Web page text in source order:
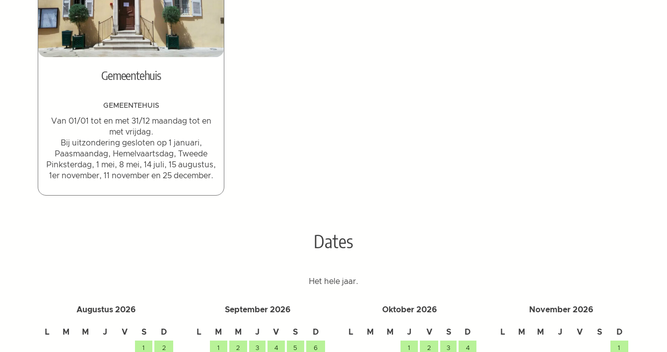
Gemeentehuis
GEMEENTEHUIS
Van 01/01 tot en met 31/12 maandag tot en
met vrijdag.
Bij uitzondering gesloten op 1 januari,
Paasmaandag, Hemelvaartsdag, Tweede
Pinksterdag, 1 mei, 8 mei, 14 juli, 15 augustus,
1er november, 11 november en 25 december.
Dates
Het hele jaar.
Augustus 2026
L M M J V S D
1 2
September 2026
L M M J V S D
1 2 3 4 5 6
Oktober 2026
L M M J V S D
1 2 3 4
November 2026
L M M J V S D
1